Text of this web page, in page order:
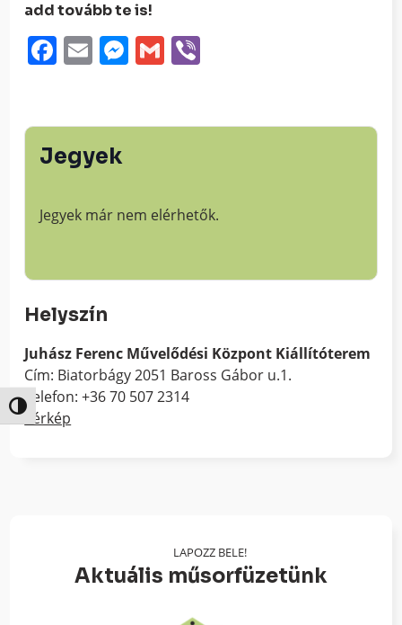
Nagy kontraszt váltása
add tovább te is!
Facebook
EmailMessenger
Gmail
Jegyek
Jegyek már nem elérhetők.
Helyszín
Juhász Ferenc Művelődési Központ Kiállítóterem
Cím: Biatorbágy 2051 Baross Gábor u.1.
Telefon: +36 70 507 2314
Térkép
LAPOZZ BELE!
Aktuális műsorfüzetünk